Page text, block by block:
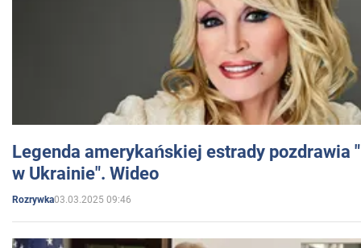
Legenda amerykańskiej estrady pozdrawia
w Ukrainie". Wideo
Rozrywka03.03.2025 09:46